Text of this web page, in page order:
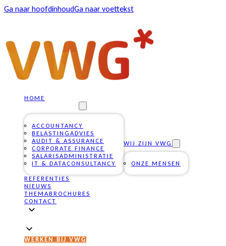
Ga naar hoofdinhoudGa naar voettekst
HOME
ACCOUNTANCY
BELASTINGADVIES
AUDIT & ASSURANCE
CORPORATE FINANCE
SALARISADMINISTRATIE
IT & DATACONSULTANCY
WIJ ZIJN VWG
ONZE MENSEN
REFERENTIES
NIEUWS
THEMABROCHURES
CONTACT
WERKEN BIJ VWG